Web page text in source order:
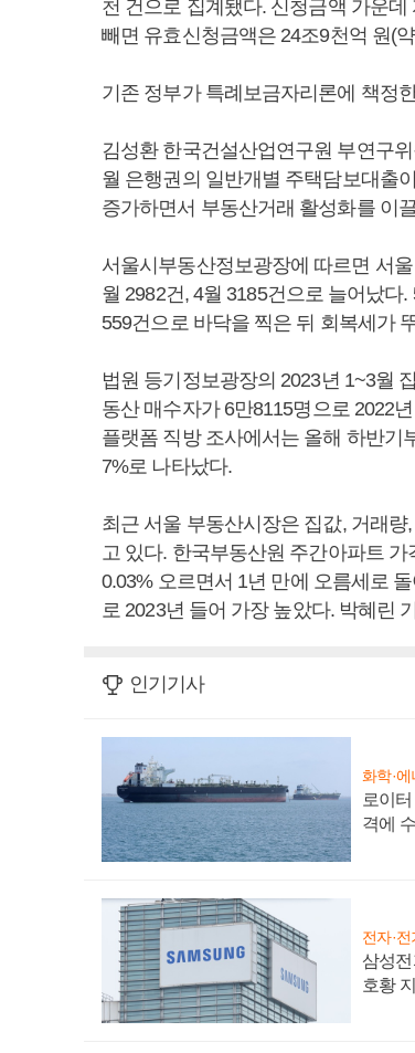
천 건으로 집계됐다. 신청금액 가운
빼면 유효신청금액은 24조9천억 원(
기존 정부가 특례보금자리론에 책정
김성환 한국건설산업연구원 부연구
월 은행권의 일반개별 주택담보대출
증가하면서 부동산거래 활성화를 이
서울시부동산정보광장에 따르면 서
월 2982건, 4월 3185건으로 늘어났다
559건으로 바닥을 찍은 뒤 회복세가
법원 등기정보광장의 2023년 1~3월
동산 매수자가 6만8115명으로 2022
플랫폼 직방 조사에서는 올해 하반기
7%로 나타났다.
최근 서울 부동산시장은 집값, 거래
고 있다. 한국부동산원 주간아파트
0.03% 오르면서 1년 만에 오름세로
로 2023년 들어 가장 높았다. 박혜린
인기기사
화학·에
로이
격에
전자·
삼성
호황